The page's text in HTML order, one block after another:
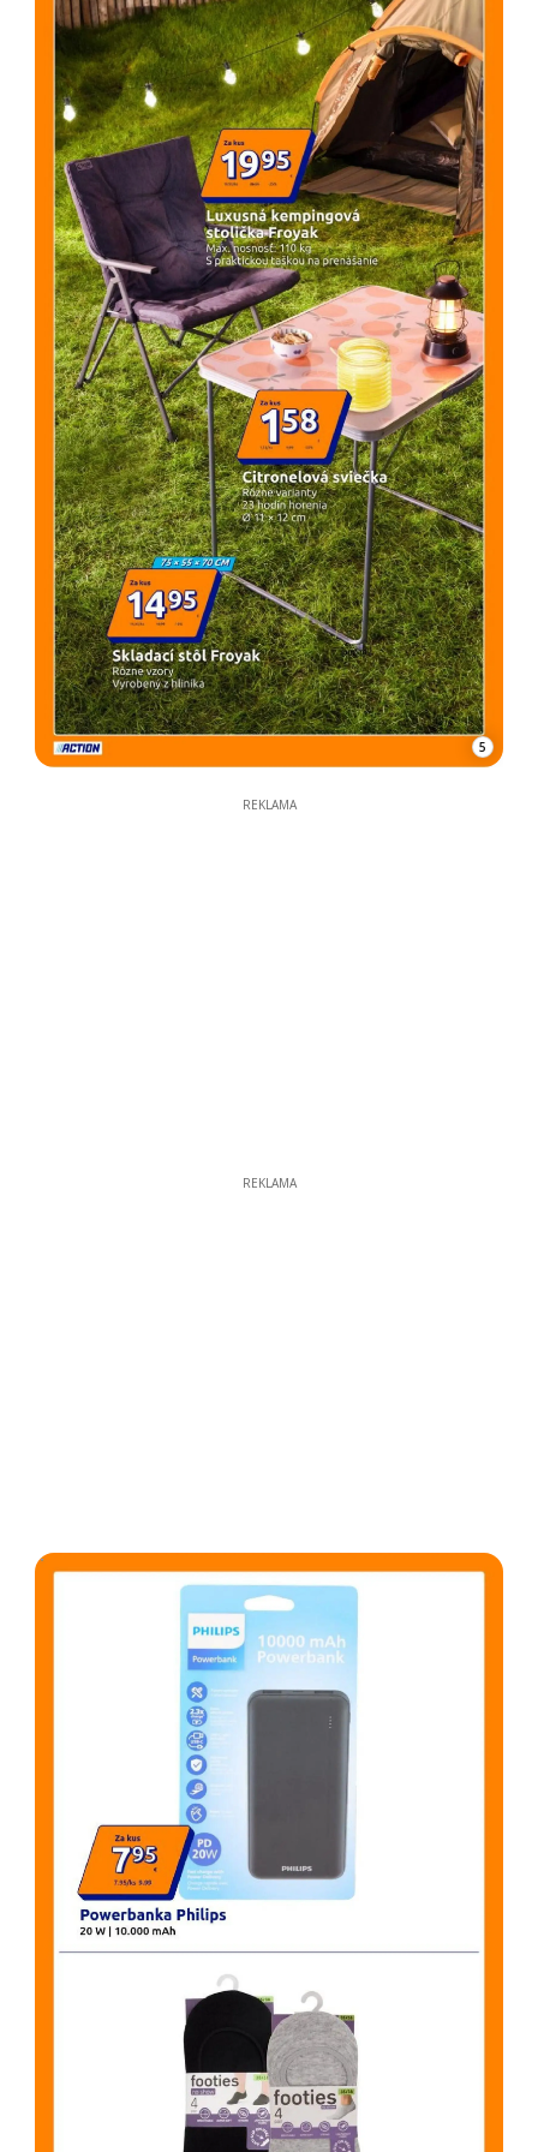
5
REKLAMA
REKLAMA